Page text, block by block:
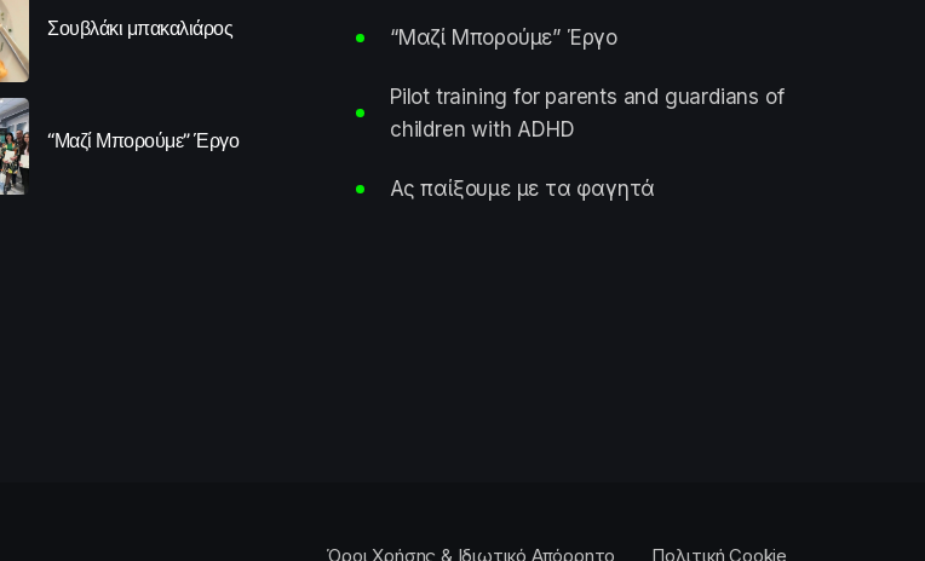
Σουβλάκι μπακαλιάρος
“Μαζί Μπορούμε” Έργο
“Μαζί Μπορούμε” Έργο
Pilot training for parents and guardians of
children with ADHD
Ας παίξουμε με τα φαγητά
Όροι Χρήσης & Ιδιωτικό Απόρρητο Πολιτική Cookie